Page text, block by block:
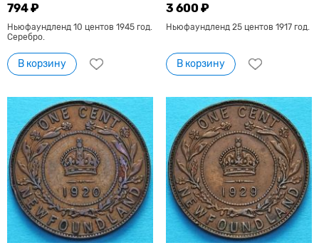
794 ₽
Ньюфаундленд 10 центов 1945 год.
Серебро.
В корзину
3 600 ₽
Ньюфаундленд 25 центов 1917 год.
В корзину